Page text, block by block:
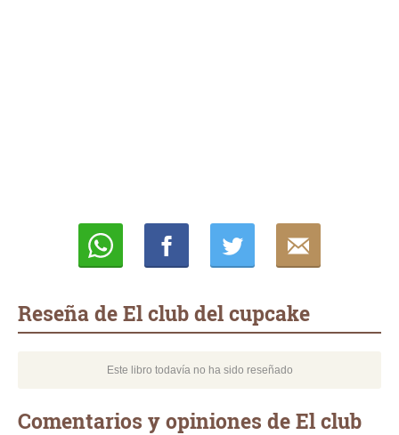
Reseña de El club del cupcake
Este libro todavía no ha sido reseñado
Comentarios y opiniones de El club